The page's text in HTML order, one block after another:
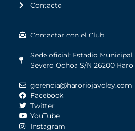
Contacto
Contactar con el Club
Sede oficial: Estadio Municipal
Severo Ochoa S/N 26200 Haro
gerencia@haroriojavoley.com
Facebook
Twitter
YouTube
Instagram